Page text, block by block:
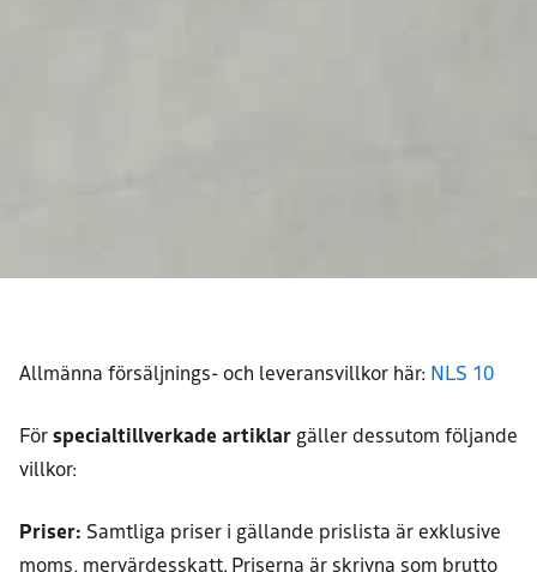
Allmänna försäljnings- och leveransvillkor här: NLS 10
Förspecialtillverkade artiklar gäller dessutom följande
villkor:
Priser: Samtliga priser i gällande prislista är exklusive
moms, mervärdesskatt. Priserna är skrivna som brutto